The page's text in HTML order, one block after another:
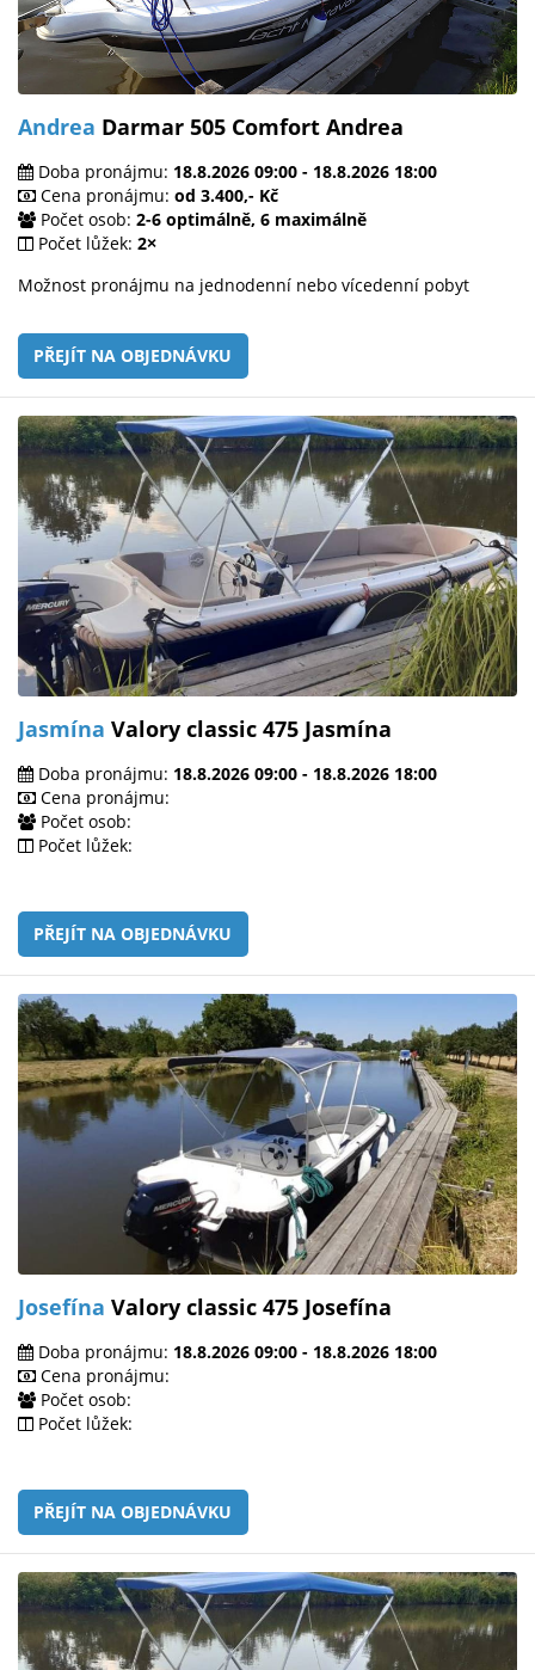
Andrea Darmar 505 Comfort Andrea
Doba pronájmu: 18.8.2026 09:00 - 18.8.2026 18:00
Cena pronájmu: od 3.400,- Kč
Počet osob: 2-6 optimálně, 6 maximálně
Počet lůžek: 2×
Možnost pronájmu na jednodenní nebo vícedenní pobyt
PŘEJÍT NA OBJEDNÁVKU
Jasmína Valory classic 475 Jasmína
Doba pronájmu: 18.8.2026 09:00 - 18.8.2026 18:00
Cena pronájmu:
Počet osob:
Počet lůžek:
PŘEJÍT NA OBJEDNÁVKU
Josefína Valory classic 475 Josefína
Doba pronájmu: 18.8.2026 09:00 - 18.8.2026 18:00
Cena pronájmu:
Počet osob:
Počet lůžek:
PŘEJÍT NA OBJEDNÁVKU